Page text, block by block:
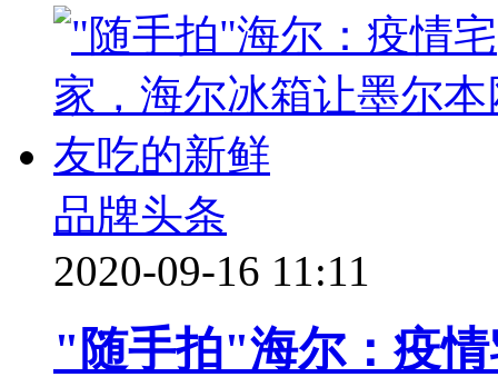
品牌头条
2020-09-16 11:11
"随手拍"海尔：疫